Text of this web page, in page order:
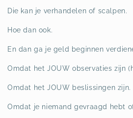
Die kan je verhandelen of scalpen.
Hoe dan ook.
En dan ga je geld beginnen
Omdat het JOUW observaties zijn
Omdat het JOUW beslissingen zijn.
Omdat je niemand gevraagd hebt